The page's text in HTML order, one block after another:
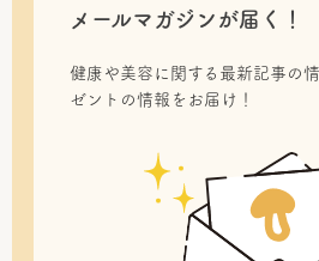
メールマガジンが届く！
健康や美容に関する最新記事の
ゼントの情報をお届け！